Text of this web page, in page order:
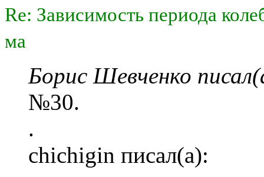
Re: Зависимость периода
ма
Борис Шевченко
№30.
.
chichigin писал(а):